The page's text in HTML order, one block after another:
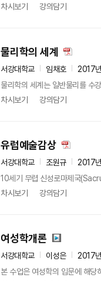
차시보기
강의담기
물리학의 세계
서강대학교 임채호
2017
물리학의 세계는 일반물리를 수
차시보기
강의담기
유럽예술감상
서강대학교 조원규
2017
10세기 무렵 신성로마제국
차시보기
강의담기
여성학개론
서강대학교 이성은
2017
본 수업은 여성학의 입문에 해당